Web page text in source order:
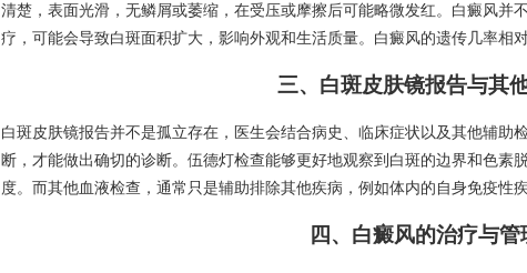
清楚，表面光滑，无鳞屑或萎缩，在受压或摩擦后可能略微发红。白癜风并
疗，可能会导致白斑面积扩大，影响外观和生活质量。白癜风的遗传几率相
三、白斑皮肤镜报告与其
白斑皮肤镜报告并不是孤立存在，医生会结合病史、临床症状以及其他辅助
断，才能做出确切的诊断。伍德灯检查能够更好地观察到白斑的边界和色素
度。而其他血液检查，通常只是辅助排除其他疾病，例如体内的自身免疫性
四、白癜风的治疗与管